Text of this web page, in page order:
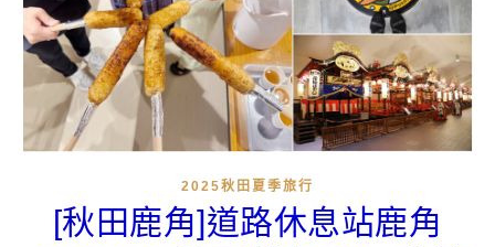
2025秋田夏季旅行
[秋田鹿角]道路休息站鹿角